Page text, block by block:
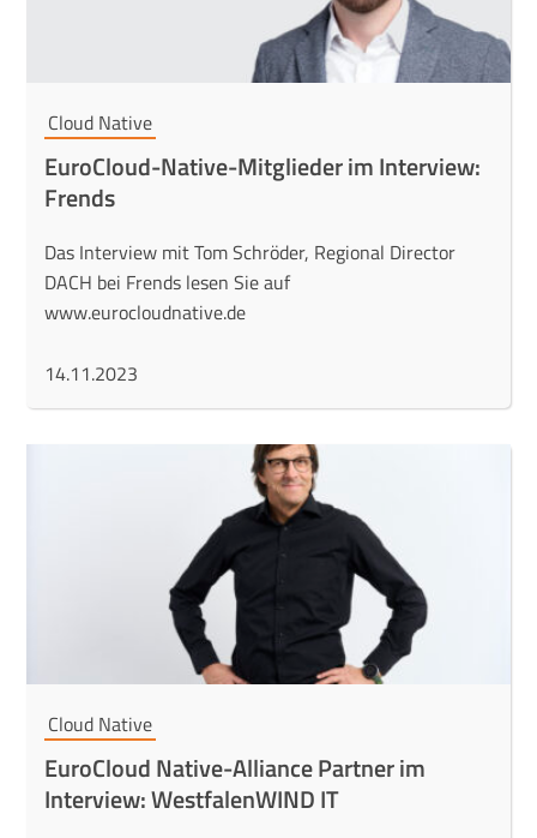
Cloud Native
EuroCloud-Native-Mitglieder im Interview:
Frends
Das Interview mit Tom Schröder, Regional Director
DACH bei Frends lesen Sie auf
www.eurocloudnative.de
14.11.2023
Cloud Native
EuroCloud Native-Alliance Partner im
Interview: WestfalenWIND IT